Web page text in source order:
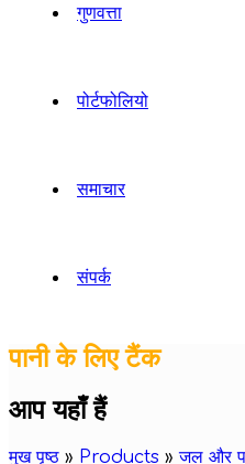
गुणवत्ता
पोर्टफोलियो
समाचार
संपर्क
पानी के लिए टैंक
आप यहाँ हैं
मुख पृष्ठ » Products »जल और